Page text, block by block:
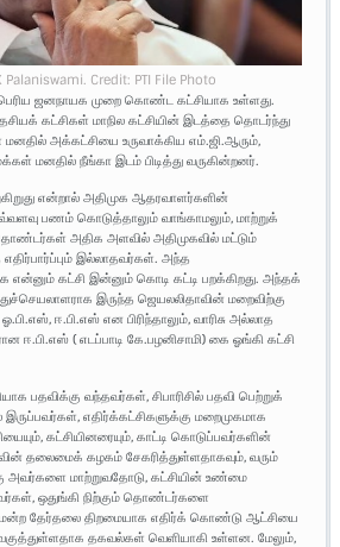
Palaniswami. Credit: PTI File Photo
பெரிய ஜனநாயக முறை கொண்ட கட்சியாக உள்ளது.
கட்சிகள் மாநில கட்சியின் இடத்தை தொடர்ந்து
மனதில் அக்கட்சியை உருவாக்கிய எம்.ஜி.ஆரும்,
மனதில் நீங்கா இடம் பிடித்து வருகின்றனர்.
என்றால் அதிமுக ஆதரவாளர்களின்
பணம் கொடுத்தாலும் வாங்காமலும், மாற்றுக்
அதிக அளவில் அதிமுகவில் மட்டும்
இல்லாதவர்கள். அந்த
கட்சி இன்னும் கொடி கட்டி பறக்கிறது. அந்தக்
இருந்த ஜெயலலிதாவின் மறைவிற்கு
ஓ.பி.எஸ், ஈ.பி.எஸ் என பிரிந்தாலும், வாரிசு அல்லாத
( எடப்பாடி கே.பழனிசாமி) கை ஓங்கி கட்சி
பதவிக்கு வந்தவர்கள், சிபாரிசில் பதவி பெற்றுக்
எதிர்க்கட்சிகளுக்கு மறைமுகமாக
கட்சியினரையும், காட்டி கொடுப்பவர்களின்
தலைமைக் கழகம் சேகரித்துள்ளதாகவும், வரும்
அவர்களை மாற்றுவதோடு, கட்சியின் உண்மை
ஒதுங்கி நிற்கும் தொண்டர்களை
மன்ற தேர்தலை திறமையாக எதிர்க் கொண்டு ஆட்சியை
வகுத்துள்ளதாக தகவல்கள் வெளியாகி உள்ளன. மேலும்,